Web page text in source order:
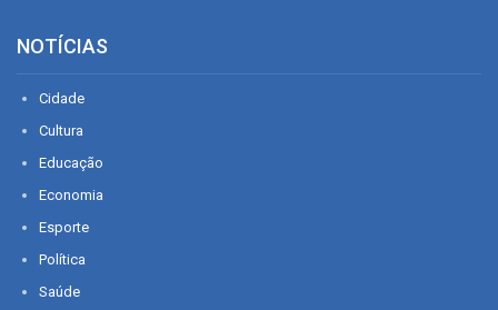
NOTÍCIAS
Cidade
Cultura
Educação
Economia
Esporte
Política
Saúde